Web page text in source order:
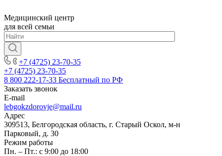
Медицинский центр
для всей семьи
+7 (4725) 23-70-35
+7 (4725) 23-70-35
8 800 222-17-33 Бесплатный по РФ
Заказать звонок
E-mail
lebgokzdorovje@mail.ru
Адрес
309513, Белгородская область, г. Старый Оскол, м-н
Парковый, д. 30
Режим работы
Пн. – Пт.: с 9:00 до 18:00